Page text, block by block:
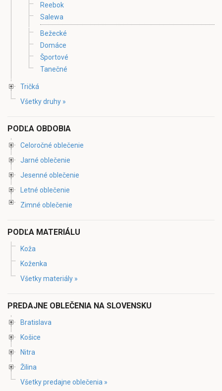
Reebok
Salewa
Bežecké
Domáce
Športové
Tanečné
Tričká
Všetky druhy »
PODĽA OBDOBIA
Celoročné oblečenie
Jarné oblečenie
Jesenné oblečenie
Letné oblečenie
Zimné oblečenie
PODĽA MATERIÁLU
Koža
Koženka
Všetky materiály »
PREDAJNE OBLEČENIA NA SLOVENSKU
Bratislava
Košice
Nitra
Žilina
Všetky predajne oblečenia »